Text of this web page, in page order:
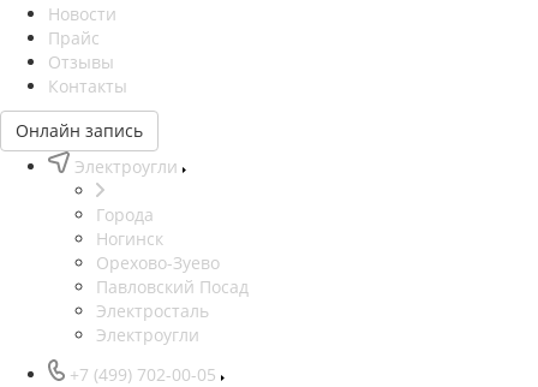
Новости
Прайс
Отзывы
Контакты
Онлайн запись
Электроугли
Города
Ногинск
Орехово-Зуево
Павловский Посад
Электросталь
Электроугли
+7 (499) 702-00-05